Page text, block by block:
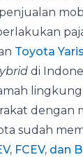
Toyota Yaris
di
dengan
sudah
FCEV, dan